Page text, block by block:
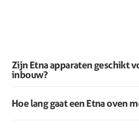
Zijn Etna apparaten geschikt
inbouw?
Hoe lang gaat een Etna oven